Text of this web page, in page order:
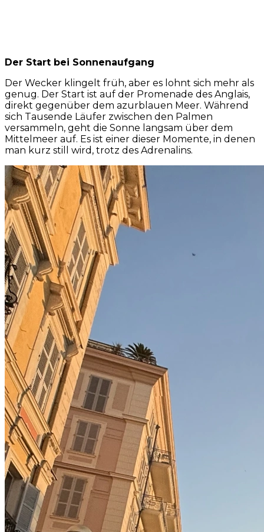
Der Start bei Sonnenaufgang
Der Wecker klingelt früh, aber es lohnt sich mehr als
genug. Der Start ist auf der Promenade des Anglais,
direkt gegenüber dem azurblauen Meer. Während
sich Tausende Läufer zwischen den Palmen
versammeln, geht die Sonne langsam über dem
Mittelmeer auf. Es ist einer dieser Momente, in denen
man kurz still wird, trotz des Adrenalins.